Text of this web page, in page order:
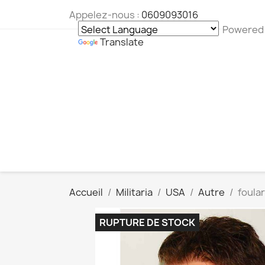
Appelez-nous : 0609093016
Translate
Accueil Militaria USA Autre
RUPTURE DE STOCK